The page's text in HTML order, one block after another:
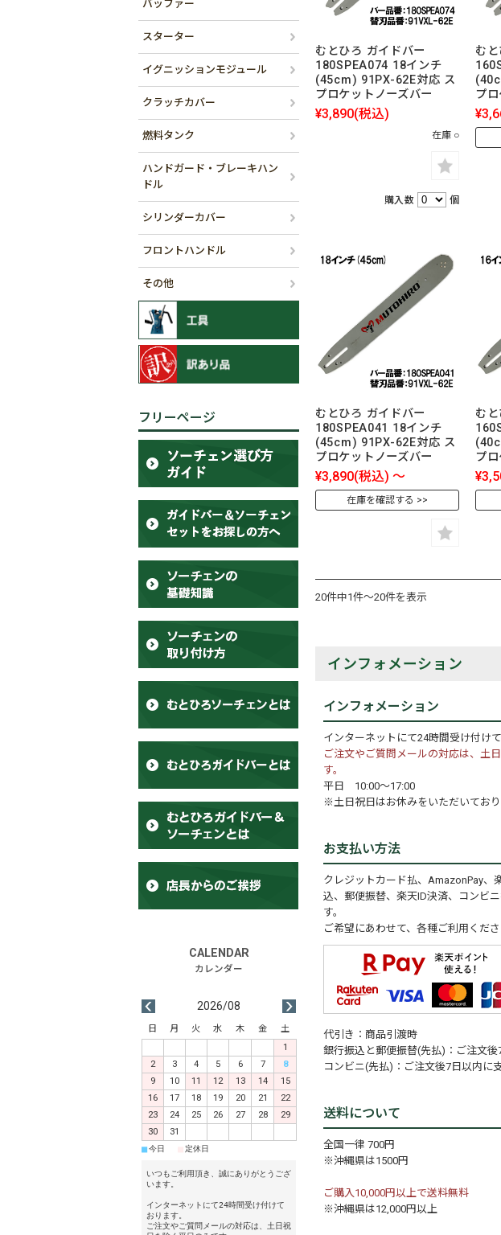
むとひろ ガイドバー
180SPEA074 18インチ
(45cm) 91PX-62E対応 ス
プロケットノーズバー
¥3,890(税込)
在庫 ○
購入数 個
む
プ
むとひろ ガイドバー
180SPEA041 18インチ
(45cm) 91PX-62E対応 ス
プロケットノーズバー
¥3,890(税込) ～
在庫を確認する
む
プ
20件中1件～20件を表示
インフォメーション
インフォメーション
インターネットにて24時間受け付けて
ご注文やご質問メールの対応は、土
す。
平日 10:00～17:00
※土日祝日はお休みをいただいており
お支払い方法
クレジットカード払、AmazonPay、
込、郵便振替、楽天ID決済、コンビ
す。
ご希望にあわせて、各種ご利用くださ
代引き：商品引渡時
銀行振込と郵便振替(先払)：ご注文後
コンビニ(先払)：ご注文後7日以内に
送料について
全国一律 700円
※沖縄県は1500円
ご購入10,000円以上で送料無料
※沖縄県は12,000円以上
バッファー
スターター
イグニッションモジュール
クラッチカバー
燃料タンク
ハンドガード・ブレーキハン
ドル
シリンダーカバー
フロントハンドル
その他
フリーページ
2026/08
日 月 火 水 木 金
土
1
2
3 4 5 6 7
8
9
10 11 12 13 14
15
16
17 18 19 20 21
22
23
24 25 26 27 28
29
30
31
■今日 定休日
いつもご利用頂き、誠にありがとうござ
います。
インターネットにて24時間受け付けて
おります。
ご注文やご質問メールの対応は、土日祝